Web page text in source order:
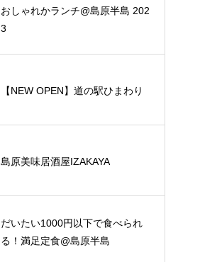
おしゃれかランチ@島原半島 202
3
【NEW OPEN】道の駅ひまわり
島原美味居酒屋IZAKAYA
だいたい1000円以下で食べられ
る！満足定食@島原半島